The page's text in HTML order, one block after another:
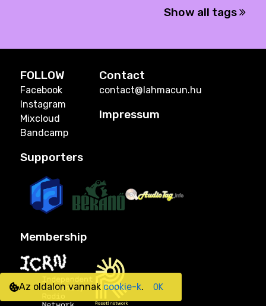
Show all tags
FOLLOW
Facebook
Instagram
Mixcloud
Bandcamp
Contact
contact@lahmacun.hu
Impressum
Supporters
Membership
Az oldalon vannak cookie-k. OK